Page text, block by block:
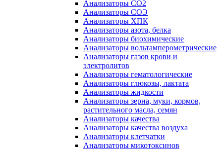
Анализаторы СО2
Анализаторы СОЭ
Анализаторы ХПК
Анализаторы азота, белка
Анализаторы биохимические
Анализаторы вольтамперометрические
Анализаторы газов крови и
электролитов
Анализаторы гематологические
Анализаторы глюкозы, лактата
Анализаторы жидкости
Анализаторы зерна, муки, кормов,
растительного масла, семян
Анализаторы качества
Анализаторы качества воздуха
Анализаторы клетчатки
Анализаторы микотоксинов